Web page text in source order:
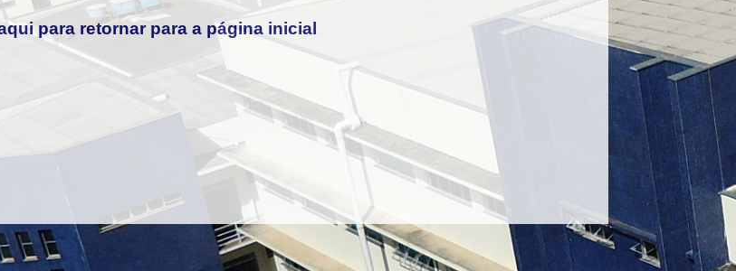
para retornar para a página inicial